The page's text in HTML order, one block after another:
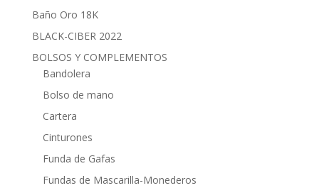
Baño Oro 18K
BLACK-CIBER 2022
BOLSOS Y COMPLEMENTOS
Bandolera
Bolso de mano
Cartera
Cinturones
Funda de Gafas
Fundas de Mascarilla-Monederos